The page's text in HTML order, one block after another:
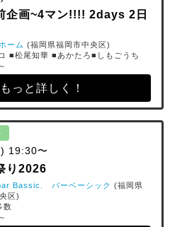
企画~4マン!!!! 2days 2日
ーム (福岡県福岡市中央区)
■松尾知華 ■あかたろ■しもごうち
もっと詳しく！
19:30〜
り2026
Bassic. バーベーシック (福岡県
区)
数